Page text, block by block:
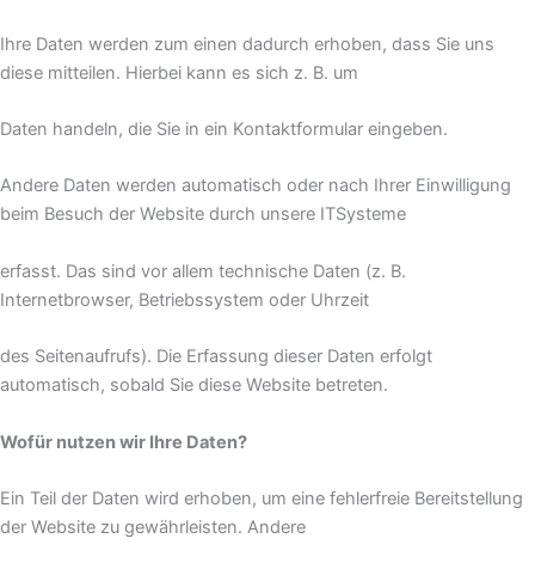
Ihre Daten werden zum einen dadurch erhoben, dass Sie uns
diese mitteilen. Hierbei kann es sich z. B. um
Daten handeln, die Sie in ein Kontaktformular eingeben.
Andere Daten werden automatisch oder nach Ihrer Einwilligung
beim Besuch der Website durch unsere ITSysteme
erfasst. Das sind vor allem technische Daten (z. B.
Internetbrowser, Betriebssystem oder Uhrzeit
des Seitenaufrufs). Die Erfassung dieser Daten erfolgt
automatisch, sobald Sie diese Website betreten.
Wofür nutzen wir Ihre Daten?
Ein Teil der Daten wird erhoben, um eine fehlerfreie Bereitstellung
der Website zu gewährleisten. Andere